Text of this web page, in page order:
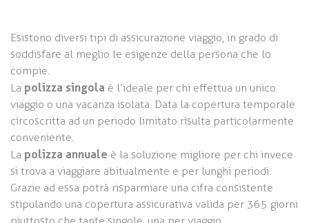
Esistono diversi tipi di assicurazione viaggio, in grado di
soddisfare al meglio le esigenze della persona che lo
compie.
La polizza singola è l’ideale per chi effettua un unico
viaggio o una vacanza isolata. Data la copertura temporale
circoscritta ad un periodo limitato risulta particolarmente
conveniente.
La polizza annuale è la soluzione migliore per chi invece
si trova a viaggiare abitualmente e per lunghi periodi.
Grazie ad essa potrà risparmiare una cifra consistente
stipulando una copertura assicurativa valida per 365 giorni